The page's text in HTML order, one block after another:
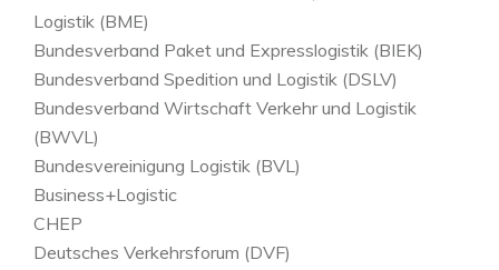
Logistik (BME)
Bundesverband Paket und Expresslogistik (BIEK)
Bundesverband Spedition und Logistik (DSLV)
Bundesverband Wirtschaft Verkehr und Logistik
(BWVL)
Bundesvereinigung Logistik (BVL)
Business+Logistic
CHEP
Deutsches Verkehrsforum (DVF)